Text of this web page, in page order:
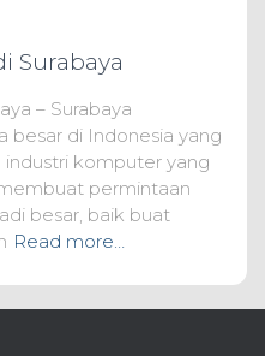
Surabaya
– Surabaya
besar di Indonesia yang
komputer yang
permintaan
besar, baik buat
Read more…